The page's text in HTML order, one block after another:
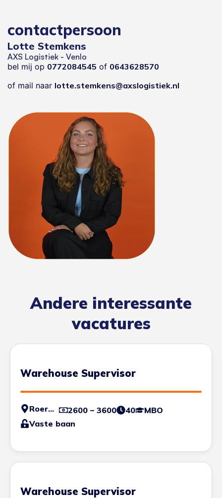
contactpersoon
Lotte Stemkens
AXS Logistiek - Venlo
bel mij op 0772084545 of 0643628570
of mail naar lotte.stemkens@axslogistiek.nl
Andere interessante
vacatures
Warehouse Supervisor
Roermond 2600 – 3600 40
MBO
Vaste baan
Warehouse Supervisor